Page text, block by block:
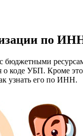
по
бюджетными
о коде УБП. Кроме
узнать его по ИНН.